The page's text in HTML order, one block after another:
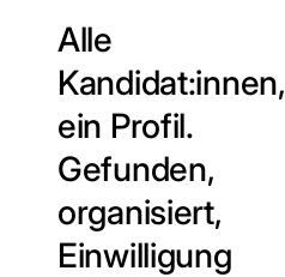
Alle
Kandidat:innen,
ein Profil.
Gefunden,
organisiert,
Einwilligung